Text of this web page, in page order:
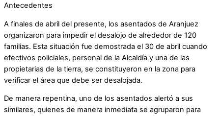
Antecedentes
A finales de abril del presente, los asentados de Aranjuez
organizaron para impedir el desalojo de alrededor de 120
familias. Esta situación fue demostrada el 30 de abril cuando
efectivos policiales, personal de la Alcaldía y una de las
propietarias de la tierra, se constituyeron en la zona para
verificar el área que debe ser desalojada.
De manera repentina, uno de los asentados alertó a sus
similares, quienes de manera inmediata se agruparon para